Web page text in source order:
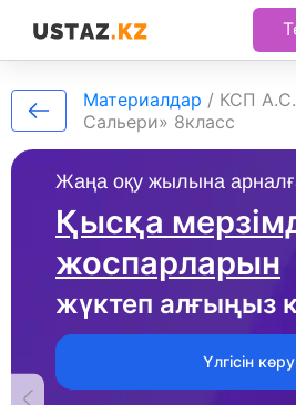
Жаңа оқу жылына
Қысқа
жоспарларын
жүктеп алғыңыз
Үлгісін көру
Материалдар / КСП
Сальери» 8класс